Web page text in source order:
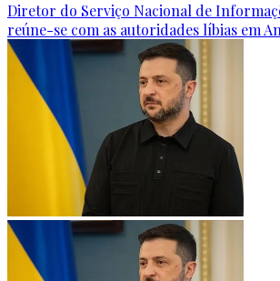
Diretor do Serviço Nacional de
reúne-se com as autoridades líbias em